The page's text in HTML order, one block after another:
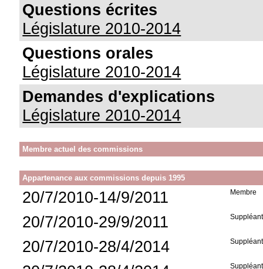
Questions écrites
Législature 2010-2014
Questions orales
Législature 2010-2014
Demandes d'explications
Législature 2010-2014
Membre actuel des commissions
Appartenance aux commissions depuis 1995
20/7/2010-14/9/2011 Membre
20/7/2010-29/9/2011 Suppléant
20/7/2010-28/4/2014 Suppléant
Suppléant